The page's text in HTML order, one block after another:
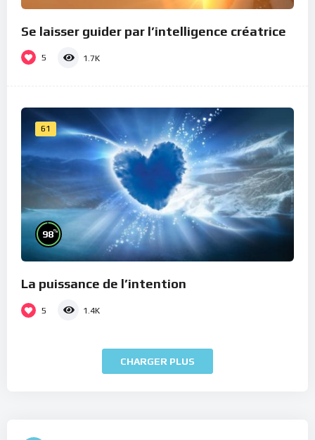
Se laisser guider par l’intelligence créatrice
5 1.7K
61
98%
La puissance de l’intention
5 1.4K
CHARGER PLUS